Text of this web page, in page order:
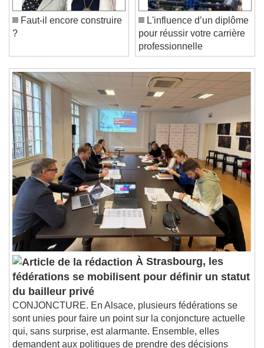
Play
Skip Backward
Skip Forward
Unmute
Duration-:-
Loaded:0%
Stream Type
Seek to live, currently behind live
LIVE
Remaining Time-0:00
1x
Playback Rate
Chapters
Chapters
Descriptions
descriptions off, selected
Subtitles
subtitles settings, opens subtitles
settings dialog
subtitles off, selected
Audio Track
Picture-in-Picture
This is a modal window.
Beginning of dialog window. Escape will cancel
and close the window.
L'influence d’un diplôme
pour réussir votre carrière
professionnelle
À Strasbourg, les
fédérations se mobilisent pour définir un statut
du bailleur privé
CONJONCTURE. En Alsace, plusieurs fédérations se
sont unies pour faire un point sur la conjoncture actuelle
qui, sans surprise, est alarmante. Ensemble, elles